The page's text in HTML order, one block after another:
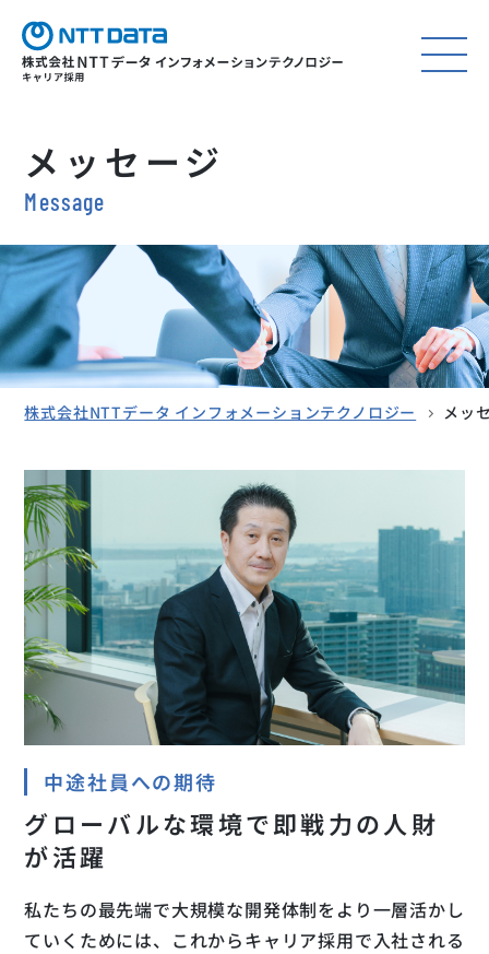
メッセージ
Message
株式会社NTTデータ インフォメーションテクノロジー メッ
中途社員への期待
グローバルな環境で即戦力の人財
が活躍
私たちの最先端で大規模な開発体制をより一層活かし
ていくためには、これからキャリア採用で入社される